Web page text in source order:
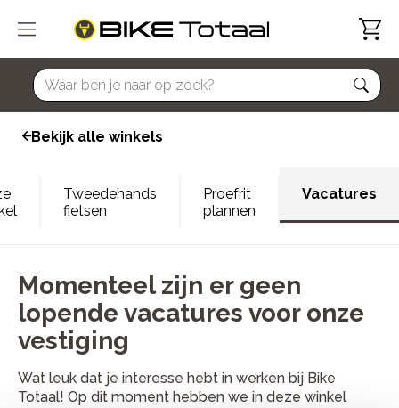
home
Bekijk alle winkels
Tweedehands
fietsen
Proefrit
plannen
Vacatures
Momenteel zijn er geen
lopende vacatures voor onze
vestiging
Wat leuk dat je interesse hebt in werken bij Bike
Totaal! Op dit moment hebben we in deze winkel